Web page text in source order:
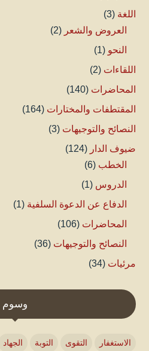
اللغة (3)
العروض والشعر (2)
النحو (1)
اللقاءات (2)
المحاضرات (140)
المقتطفات والمختارات (164)
النصائح والتوجيهات (3)
ضيوف الدار (124)
الخطب (6)
الدروس (1)
الدفاع عن الدعوة السلفية (1)
المحاضرات (106)
النصائح والتوجيهات (36)
مرئيات (34)
وسوم
الاستغفار التقوى التوبة الجهاد